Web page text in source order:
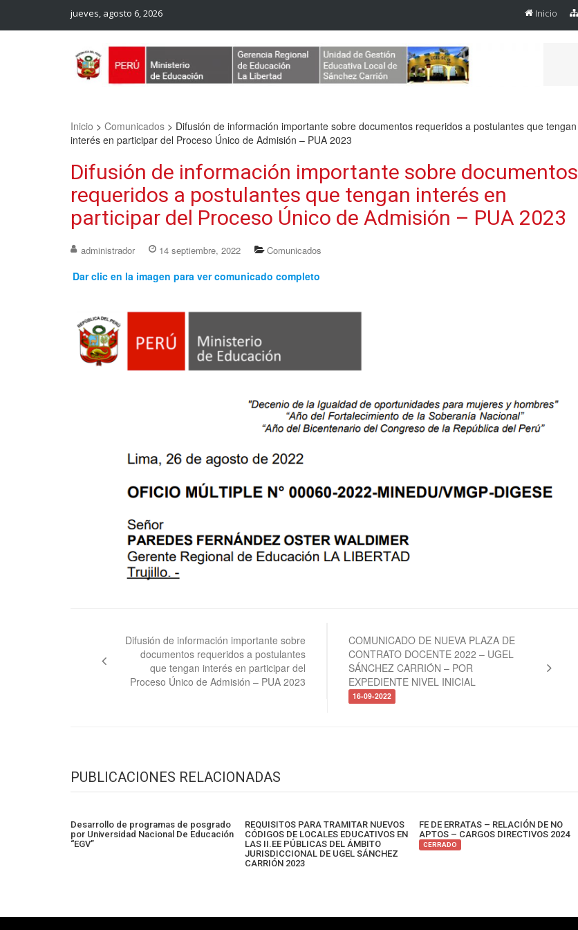
jueves, agosto 6, 2026 Inicio
Inicio > Comunicados > Difusión de información importante sobre documentos requeridos a postulantes que tengan
interés en participar del Proceso Único de Admisión – PUA 2023
Difusión de información importante sobre documentos
requeridos a postulantes que tengan interés en
participar del Proceso Único de Admisión – PUA 2023
administrador 14 septiembre, 2022 Comunicados
Dar clic en la imagen para ver comunicado completo
entradas
Difusión de información importante sobre
documentos requeridos a postulantes
que tengan interés en participar del
Proceso Único de Admisión – PUA 2023
COMUNICADO DE NUEVA PLAZA DE
CONTRATO DOCENTE 2022 – UGEL
SÁNCHEZ CARRIÓN – POR
EXPEDIENTE NIVEL INICIAL
16-09-2022
PUBLICACIONES RELACIONADAS
Desarrollo de programas de posgrado
por Universidad Nacional De Educación
“EGV”
REQUISITOS PARA TRAMITAR NUEVOS
CÓDIGOS DE LOCALES EDUCATIVOS EN
LAS II.EE PÚBLICAS DEL ÁMBITO
JURISDICCIONAL DE UGEL SÁNCHEZ
CARRIÓN 2023
FE DE ERRATAS – RELACIÓN DE NO
APTOS – CARGOS DIRECTIVOS 2024
CERRADO